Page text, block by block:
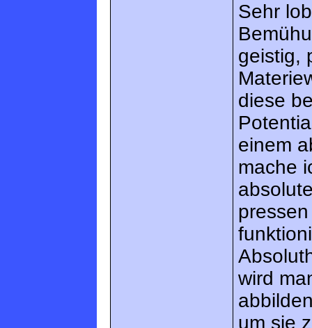
Sehr
geistig,
diese
einem
mache
wird
um sie